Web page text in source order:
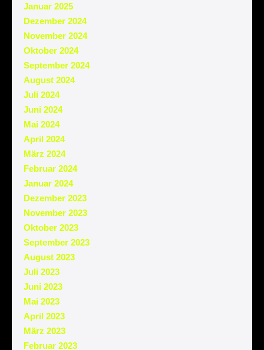
Januar 2025
Dezember 2024
November 2024
Oktober 2024
September 2024
August 2024
Juli 2024
Juni 2024
Mai 2024
April 2024
März 2024
Februar 2024
Januar 2024
Dezember 2023
November 2023
Oktober 2023
September 2023
August 2023
Juli 2023
Juni 2023
Mai 2023
April 2023
März 2023
Februar 2023